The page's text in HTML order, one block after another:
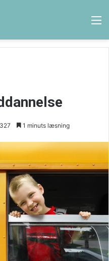
327 1 minuts læsning